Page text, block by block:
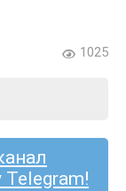
1025